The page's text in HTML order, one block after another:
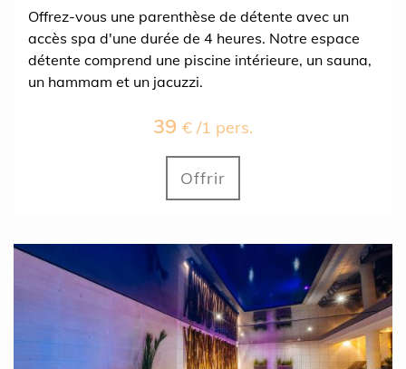
Offrez-vous une parenthèse de détente avec un
accès spa d'une durée de 4 heures. Notre espace
détente comprend une piscine intérieure, un sauna,
un hammam et un jacuzzi.
39 € /1 pers.
Offrir